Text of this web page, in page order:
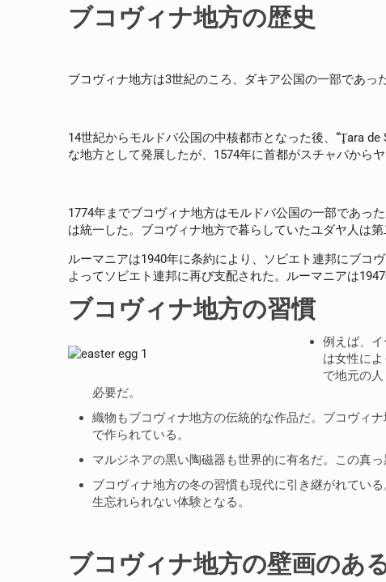
ブコヴィナ地方の歴史
ブコヴィナ地方は3世紀のころ、ダキア公国の一部であっ
14世紀からモルドバ公国の中核都市となった後、“Ţara
な地方として発展したが、1574年に首都がスチャバから
1774年までブコヴィナ地方はモルドバ公国の一部であっ
は統一した。ブコヴィナ地方で暮らしていたユダヤ人は
ルーマニアは1940年に条約により、ソビエト連邦にブコ
よってソビエト連邦に再び支配された。ルーマニアは
ブコヴィナ地方の習慣
例えば、
は女性に
で地元の
必要だ。
織物もブコヴィナ地方の伝統的な作品だ。ブコヴィ
で作られている。
マルジネアの黒い陶磁器も世界的に有名だ。この真
ブコヴィナ地方の冬の習慣も現代に引き継がれてい
生忘れられない体験となる。
ブコヴィナ地方の壁画のあ